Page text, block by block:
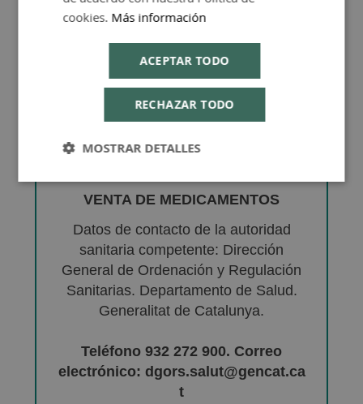
VENTA DE MEDICAMENTOS
Datos de contacto de la autoridad
sanitaria competente: Dirección
General de Ordenación y Regulación
Sanitarias. Departamento de Salud.
Generalitat de Catalunya.
Teléfono 932 272 900. Correo
electrónico: dgors.salut@gencat.ca
t
cookies. Más información
ACEPTAR TODO
RECHAZAR TODO
MOSTRAR DETALLES